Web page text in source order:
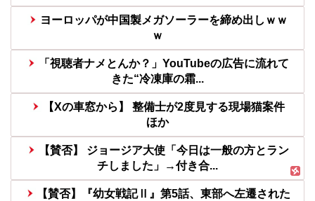
ヨーロッパが中国製メガソーラーを締め出しｗｗ
ｗ
「視聴者ナメとんか？」YouTubeの広告に流れて
きた“冷凍庫の霜...
【Xの車窓から】 整備士が2度見する現場猫案件
ほか
【賛否】 ジョージア大使「今日は一般の方とラン
チしました」→付き合...
【賛否】『幼女戦記Ⅱ』第5話、東部へ左遷された